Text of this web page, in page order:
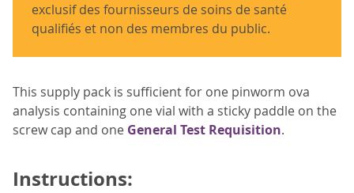
exclusif des fournisseurs de soins de santé
qualifiés et non des membres du public.
This supply pack is sufficient for one pinworm ova
analysis containing one vial with a sticky paddle on the
screw cap and one General Test Requisition.
Instructions: